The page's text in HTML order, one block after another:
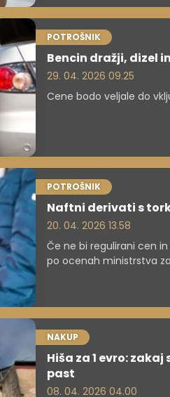
POTROŠNIK
Bencin dražji, dizel
29. 04. 2026 09.25
Cene bodo veljale do
POTROŠNIK
Naftni derivati s
20. 04. 2026 13.58
Če ne bi regulirani cen
po ocenah ministrstva
NAKUP
Hiša za 1 evro:
past
08. 04. 2026 04.00